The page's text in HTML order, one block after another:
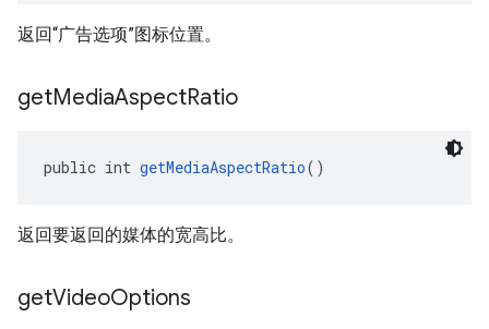
返回“广告选项”图标位置。
getMediaAspectRatio
public int getMediaAspectRatio()
返回要返回的媒体的宽高比。
getVideoOptions